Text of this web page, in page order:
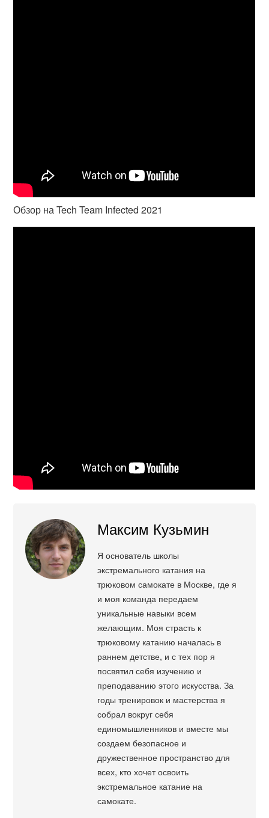
Обзор на Tech Team Infected 2021
Максим Кузьмин
Я основатель школы
экстремального катания на
трюковом самокате в Москве, где я
и моя команда передаем
уникальные навыки всем
желающим. Моя страсть к
трюковому катанию началась в
раннем детстве, и с тех пор я
посвятил себя изучению и
преподаванию этого искусства. За
годы тренировок и мастерства я
собрал вокруг себя
единомышленников и вместе мы
создаем безопасное и
дружественное пространство для
всех, кто хочет освоить
экстремальное катание на
самокате.